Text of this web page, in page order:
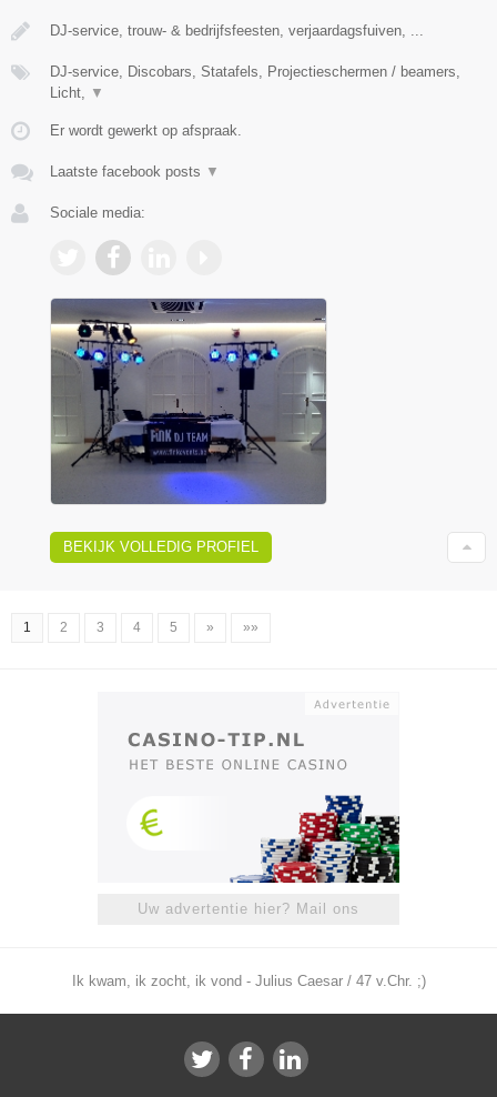
DJ-service, trouw- & bedrijfsfeesten, verjaardagsfuiven, ...
DJ-service, Discobars, Statafels, Projectieschermen / beamers,
Licht,
▼
Er wordt gewerkt op afspraak.
Laatste facebook posts ▼
Sociale media:
BEKIJK VOLLEDIG PROFIEL
1 2 3 4 5 » »»
Uw advertentie hier? Mail ons
Ik kwam, ik zocht, ik vond - Julius Caesar / 47 v.Chr. ;)